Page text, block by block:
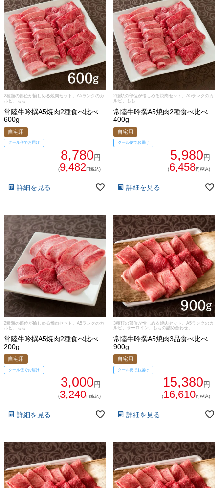
029-254-2441
受付：9:00～17:30(日曜日を除く)
お問合せフォーム
2種類の部位が愉しめる焼肉セット。A5ランクのカ
ルビ、もも
常陸牛吟撰A5焼肉2種食べ比べ
600g
自宅用
クール便でお届け
8,780円
(9,482円税込)
詳細を見る
2種類の部位が愉しめる焼肉セット。A5ランクのカ
ルビ、もも
常陸牛吟撰A5焼肉2種食べ比べ
400g
自宅用
クール便でお届け
5,980円
(6,458円税込)
詳細を見る
2種類の部位が愉しめる焼肉セット。A5ランクのカ
ルビ、もも
常陸牛吟撰A5焼肉2種食べ比べ
200g
自宅用
クール便でお届け
3,000円
(3,240円税込)
詳細を見る
3種類の部位が愉しめる焼肉セット。A5ランクのカ
ルビ、サーロイン、ももの詰め合わせ。
常陸牛吟撰A5焼肉3品食べ比べ
900g
自宅用
クール便でお届け
15,380円
(16,610円税込)
詳細を見る